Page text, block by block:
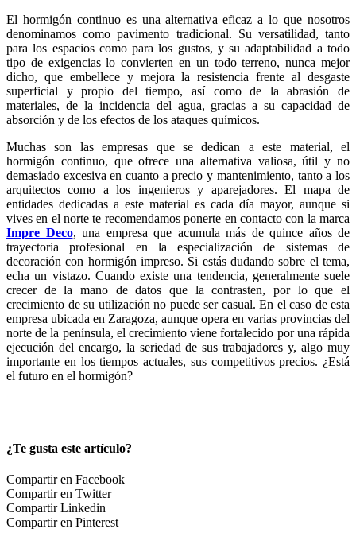
El hormigón continuo es una alternativa eficaz a lo que nosotros
denominamos como pavimento tradicional. Su versatilidad, tanto
para los espacios como para los gustos, y su adaptabilidad a todo
tipo de exigencias lo convierten en un todo terreno, nunca mejor
dicho, que embellece y mejora la resistencia frente al desgaste
superficial y propio del tiempo, así como de la abrasión de
materiales, de la incidencia del agua, gracias a su capacidad de
absorción y de los efectos de los ataques químicos.
Muchas son las empresas que se dedican a este material, el
hormigón continuo, que ofrece una alternativa valiosa, útil y no
demasiado excesiva en cuanto a precio y mantenimiento, tanto a los
arquitectos como a los ingenieros y aparejadores. El mapa de
entidades dedicadas a este material es cada día mayor, aunque si
vives en el norte te recomendamos ponerte en contacto con la marca
Impre Deco, una empresa que acumula más de quince años de
trayectoria profesional en la especialización de sistemas de
decoración con hormigón impreso. Si estás dudando sobre el tema,
echa un vistazo. Cuando existe una tendencia, generalmente suele
crecer de la mano de datos que la contrasten, por lo que el
crecimiento de su utilización no puede ser casual. En el caso de esta
empresa ubicada en Zaragoza, aunque opera en varias provincias del
norte de la península, el crecimiento viene fortalecido por una rápida
ejecución del encargo, la seriedad de sus trabajadores y, algo muy
importante en los tiempos actuales, sus competitivos precios. ¿Está
el futuro en el hormigón?
¿Te gusta este artículo?
Compartir en Facebook
Compartir en Twitter
Compartir Linkedin
Compartir en Pinterest